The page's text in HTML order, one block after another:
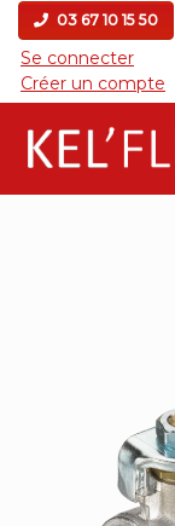
03 67 10 15 50
Se connecter
Créer un compte